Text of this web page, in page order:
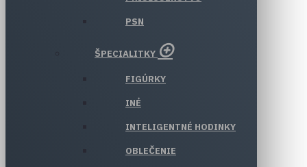
PSN
ŠPECIALITKY
FIGÚRKY
INÉ
INTELIGENTNÉ HODINKY
OBLEČENIE